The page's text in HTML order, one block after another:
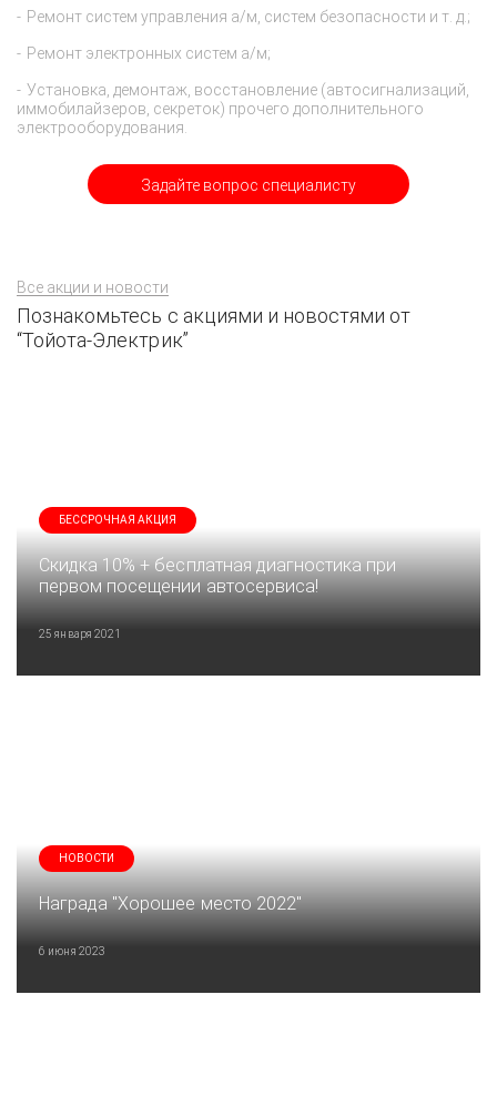
Задайте вопрос специалисту
Ремонт систем управления а/м, систем безопасности и т. д.;
Ремонт электронных систем а/м;
Установка, демонтаж, восстановление (автосигнализаций,
иммобилайзеров, секреток) прочего дополнительного
электрооборудования.
Все акции и новости
Познакомьтесь с акциями и новостями от
“Тойота-Электрик”
БЕССРОЧНАЯ АКЦИЯ
Скидка 10% + бесплатная диагностика при
первом посещении автосервиса!
25 января 2021
НОВОСТИ
Награда "Хорошее место 2022"
6 июня 2023